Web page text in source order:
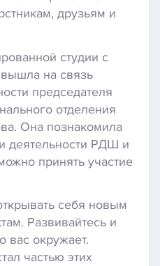
друзьям и
студии с
на связь
председателя
отделения
Она познакомила
деятельности РДШ и
принять участие
себя новым
Развивайтесь и
вас окружает.
частью этих